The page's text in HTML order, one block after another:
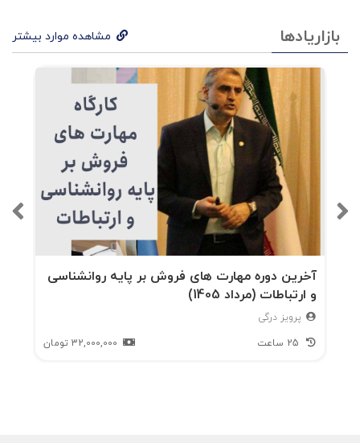
بازاریادها مشاهده موارد بیشتر
آخرین دوره مهارت های فروش بر پایه روانشناسی
و ارتباطات (مرداد 1405)
پرویز درگی
32,000,000 تومان